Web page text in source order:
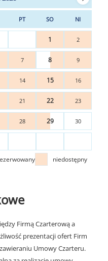
PT SO NI
1 2
7 8 9
14 15 16
21 22 23
28 29 30
niedostępny
Firmą Czarterową a
prezentacji ofert Firm
Umowy Czarteru.